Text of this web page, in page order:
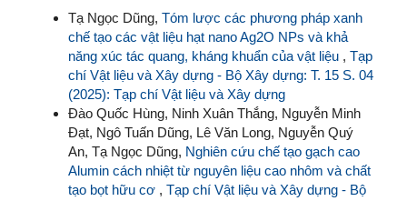
Tạ Ngọc Dũng, Tóm lược các phương pháp xanh
chế tạo các vật liệu hạt nano Ag2O NPs và khả
năng xúc tác quang, kháng khuẩn của vật liệu , Tạp
chí Vật liệu và Xây dựng - Bộ Xây dựng: T. 15 S. 04
(2025): Tạp chí Vật liệu và Xây dựng
Đào Quốc Hùng, Ninh Xuân Thắng, Nguyễn Minh
Đạt, Ngô Tuấn Dũng, Lê Văn Long, Nguyễn Quý
An, Tạ Ngọc Dũng, Nghiên cứu chế tạo gạch cao
Alumin cách nhiệt từ nguyên liệu cao nhôm và chất
tạo bọt hữu cơ , Tạp chí Vật liệu và Xây dựng - Bộ